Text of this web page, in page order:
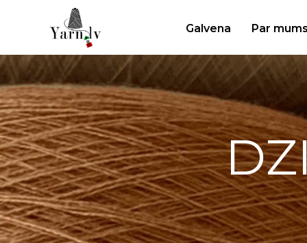
Galvena Par mums